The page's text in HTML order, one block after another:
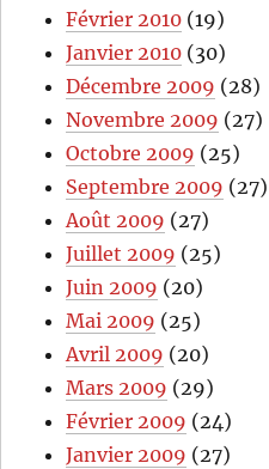
Février 2010 (19)
Janvier 2010 (30)
Décembre 2009 (28)
Novembre 2009 (27)
Octobre 2009 (25)
Septembre 2009 (27)
Août 2009 (27)
Juillet 2009 (25)
Juin 2009 (20)
Mai 2009 (25)
Avril 2009 (20)
Mars 2009 (29)
Février 2009 (24)
Janvier 2009 (27)